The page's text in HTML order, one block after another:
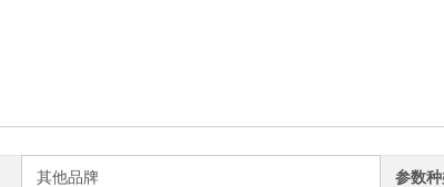
其他品牌 参数